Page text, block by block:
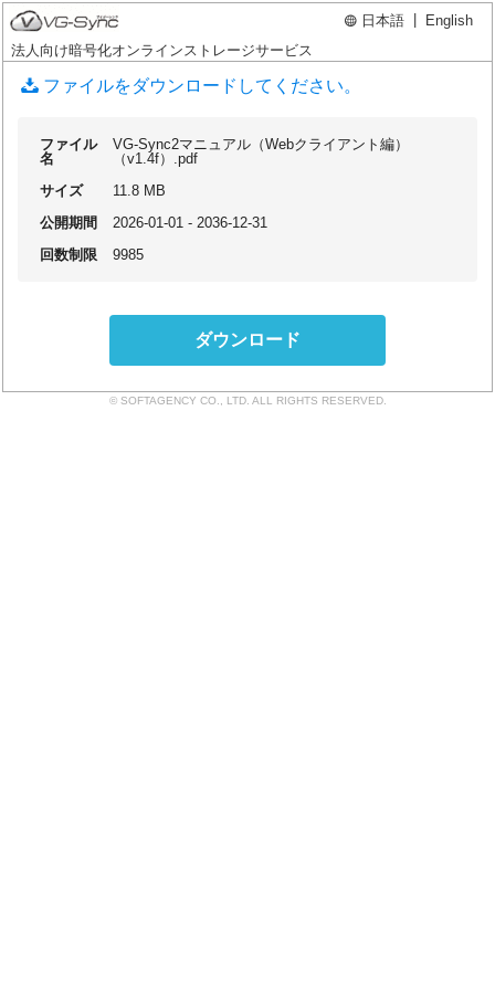
法人向け暗号化オンラインストレージサービス
日本語 English
ファイルをダウンロードしてください。
ファイル
名
VG-Sync2マニュアル（Webクライアント編）
（v1.4f）.pdf
サイズ
11.8 MB
公開期間
2026-01-01 - 2036-12-31
回数制限
9985
ダウンロード
© SOFTAGENCY CO., LTD. ALL RIGHTS RESERVED.